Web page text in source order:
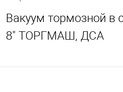
Вакуум тормозной в
8" ТОРГМАШ, ДСА